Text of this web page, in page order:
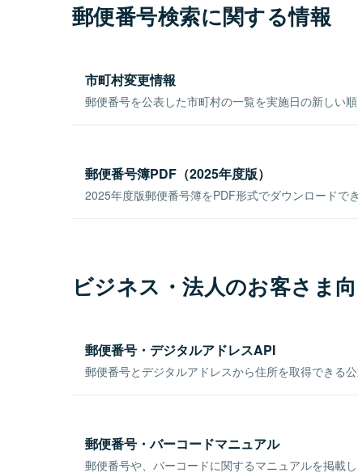
郵便番号検索に関する情報
市町村変更情報
郵便番号を公表した市町村の一覧を実施日の新しい順
郵便番号簿PDF（2025年度版）
2025年度版郵便番号簿をPDF形式でダウンロードでき
ビジネス・法人のお客さま
郵便番号・デジタルアドレスAPI
郵便番号とデジタルアドレスから住所を取得できる公
郵便番号・バーコードマニュアル
郵便番号や、バーコードに関するマニュアルを掲載し